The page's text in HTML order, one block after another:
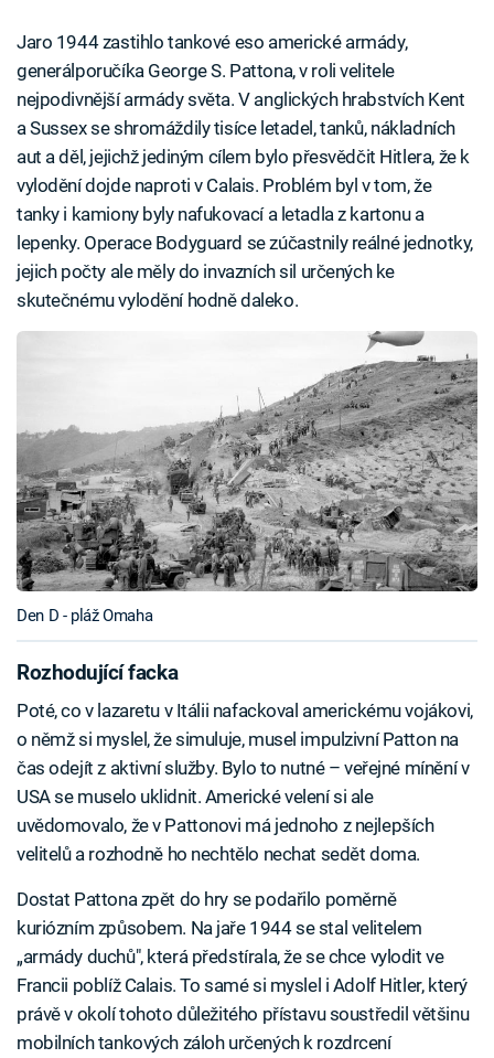
Jaro 1944 zastihlo tankové eso americké armády,
generálporučíka George S. Pattona, v roli velitele
nejpodivnější armády světa. V anglických hrabstvích Kent
a Sussex se shromáždily tisíce letadel, tanků, nákladních
aut a děl, jejichž jediným cílem bylo přesvědčit Hitlera, že k
vylodění dojde naproti v Calais. Problém byl v tom, že
tanky i kamiony byly nafukovací a letadla z kartonu a
lepenky. Operace Bodyguard se zúčastnily reálné jednotky,
jejich počty ale měly do invazních sil určených ke
skutečnému vylodění hodně daleko.
Den D - pláž Omaha
Rozhodující facka
Poté, co v lazaretu v Itálii nafackoval americkému vojákovi,
o němž si myslel, že simuluje, musel impulzivní Patton na
čas odejít z aktivní služby. Bylo to nutné – veřejné mínění v
USA se muselo uklidnit. Americké velení si ale
uvědomovalo, že v Pattonovi má jednoho z nejlepších
velitelů a rozhodně ho nechtělo nechat sedět doma.
Dostat Pattona zpět do hry se podařilo poměrně
kuriózním způsobem. Na jaře 1944 se stal velitelem
„armády duchů", která předstírala, že se chce vylodit ve
Francii poblíž Calais. To samé si myslel i Adolf Hitler, který
právě v okolí tohoto důležitého přístavu soustředil většinu
mobilních tankových záloh určených k rozdrcení